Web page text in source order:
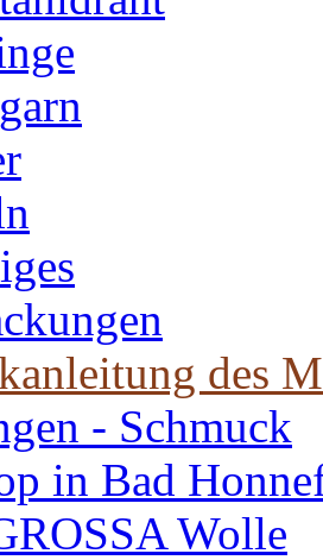
des
- Schmuck
in Bad
Wolle